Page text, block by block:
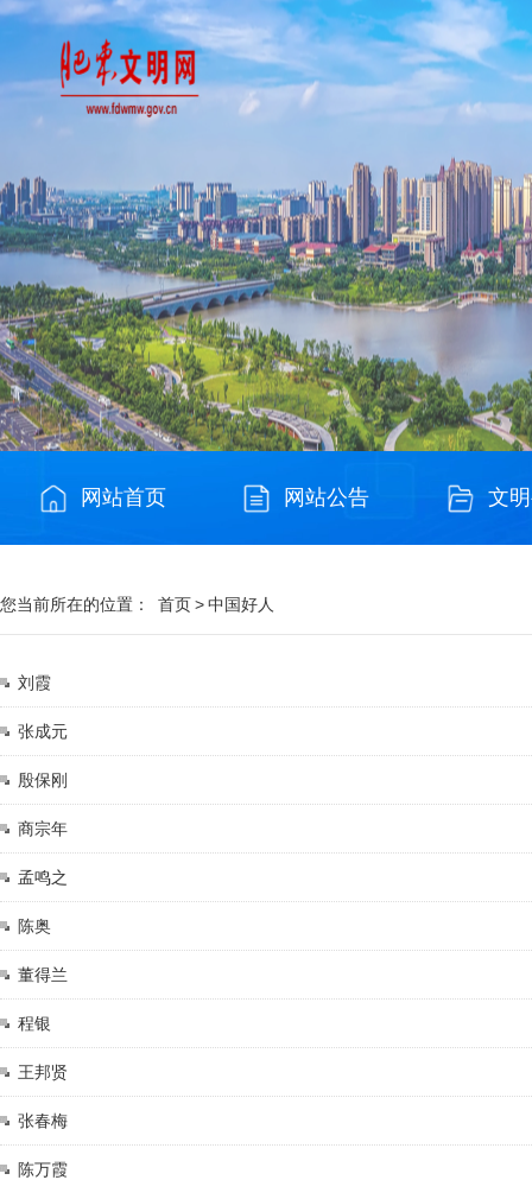
网站首页 网站公告 文
您当前所在的位置： 首页>中国好人
刘霞
张成元
殷保刚
商宗年
孟鸣之
陈奥
董得兰
程银
王邦贤
张春梅
陈万霞